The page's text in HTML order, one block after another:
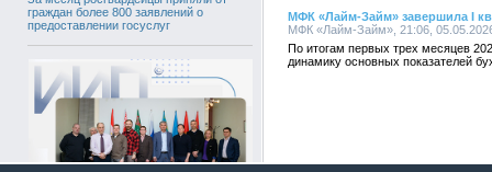
граждан более 800 заявлений о
предоставлении госуслуг
МФК «Лайм-Займ» завершила I
МФК «Лайм-Займ», 21:06,
По итогам первых трех месяцев
динамику основных показателей